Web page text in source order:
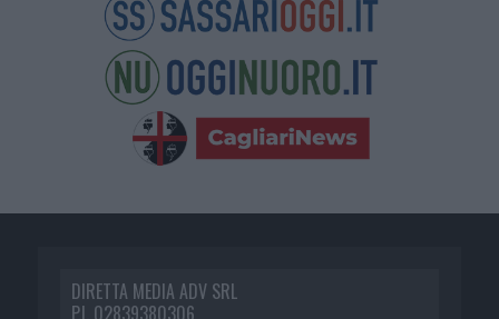
DIRETTA MEDIA ADV SRL
P.I. 02839380306